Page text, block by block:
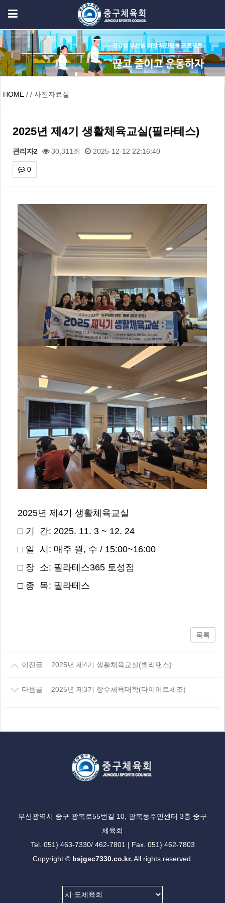
HOME / / 사진자료실
2025년 제4기 생활체육교실(필라테스)
관리자2 30,311회 2025-12-12 22:16:40
0
2025년 제4기 생활체육교실
□ 기 간: 2025. 11. 3 ~ 12. 24
□ 일 시: 매주 월, 수 / 15:00~16:00
□ 장 소: 필라테스365 토성점
□ 종 목: 필라테스
목록
이전글 2025년 제4기 생활체육교실(벨리댄스)
다음글 2025년 제3기 장수체육대학(다이어트체조)
부산광역시 중구 광복로55번길 10, 광복동주민센터 3층 중구
체육회
Tel. 051) 463-7330/ 462-7801 | Fax. 051) 462-7803
Copyright © bsjgsc7330.co.kr. All rights reserved.